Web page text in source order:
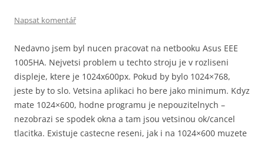
Napsat komentář
Nedavno jsem byl nucen pracovat na netbooku Asus EEE
1005HA. Nejvetsi problem u techto stroju je v rozliseni
displeje, ktere je 1024x600px. Pokud by bylo 1024×768,
jeste by to slo. Vetsina aplikaci ho bere jako minimum. Kdyz
mate 1024×600, hodne programu je nepouzitelnych –
nezobrazi se spodek okna a tam jsou vetsinou ok/cancel
tlacitka. Existuje castecne reseni, jak i na 1024×600 muzete